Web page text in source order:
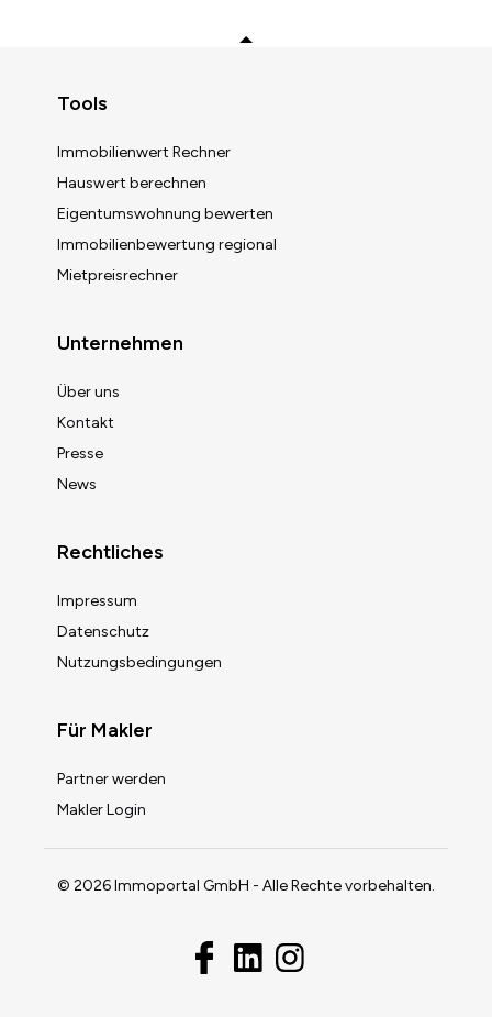
Tools
Immobilienwert Rechner
Hauswert berechnen
Eigentumswohnung bewerten
Immobilienbewertung regional
Mietpreisrechner
Unternehmen
Über uns
Kontakt
Presse
News
Rechtliches
Impressum
Datenschutz
Nutzungsbedingungen
Für Makler
Partner werden
Makler Login
© 2026 Immoportal GmbH - Alle Rechte vorbehalten.